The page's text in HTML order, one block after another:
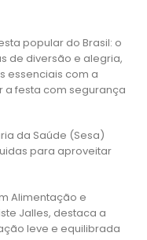
popular do Brasil: o
de diversão e alegria,
essenciais com a
a festa com segurança
da Saúde (Sesa)
para aproveitar
Alimentação e
Jalles, destaca a
leve e equilibrada